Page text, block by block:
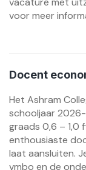
voor meer
Docent
Het Ashram
schooljaar
graads 0,6 – 1,0
enthousiaste
laat aansluiten.
vmbo en de